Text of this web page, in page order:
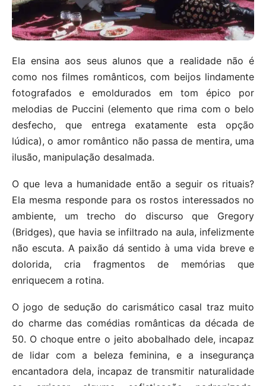
Ela ensina aos seus alunos que a realidade não é
como nos filmes românticos, com beijos lindamente
fotografados e emoldurados em tom épico por
melodias de Puccini (elemento que rima com o belo
desfecho, que entrega exatamente esta opção
lúdica), o amor romântico não passa de mentira, uma
ilusão, manipulação desalmada.
O que leva a humanidade então a seguir os rituais?
Ela mesma responde para os rostos interessados no
ambiente, um trecho do discurso que Gregory
(Bridges), que havia se infiltrado na aula, infelizmente
não escuta. A paixão dá sentido à uma vida breve e
dolorida, cria fragmentos de memórias que
enriquecem a rotina.
O jogo de sedução do carismático casal traz muito
do charme das comédias românticas da década de
50. O choque entre o jeito abobalhado dele, incapaz
de lidar com a beleza feminina, e a insegurança
encantadora dela, incapaz de transmitir naturalidade